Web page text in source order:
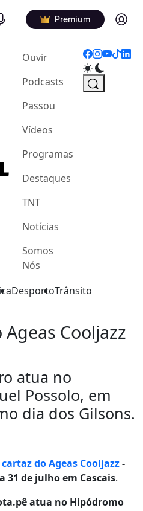
Premium Log in
Ouvir(current)
Podcasts
Passou
Vídeos
Programas
Destaques
TNT
Notícias
Somos
Nós
DesportoTrânsito
Cooljazz
atua no
Possolo, em
dia dos Gilsons.
cartaz do Ageas Cooljazz-
31 de julho em Cascais.
atua no Hipódromo